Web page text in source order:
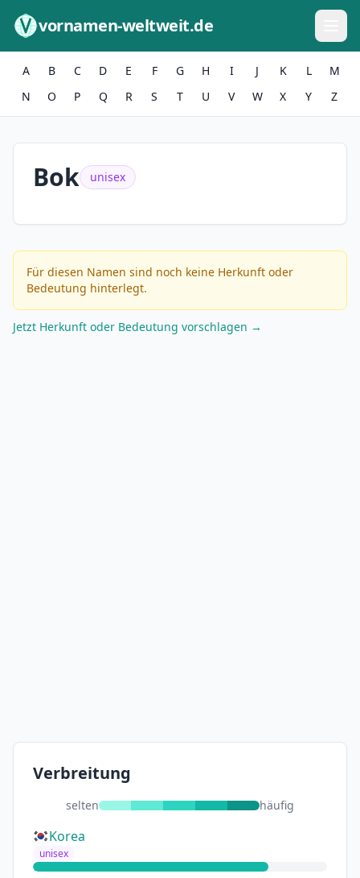
vornamen-weltweit.de
A B C D E F G H I J K L
M
N
O P Q R S T U V W X Y Z
Bok unisex
Für diesen Namen sind noch keine Herkunft oder
Bedeutung hinterlegt.
Jetzt Herkunft oder Bedeutung vorschlagen →
Verbreitung
selten häufig
Korea
unisex